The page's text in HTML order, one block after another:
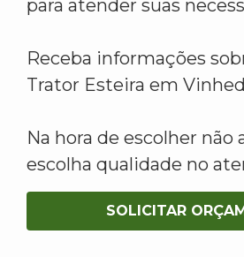
para atender suas
Receba informações
Trator Esteira em
Na hora de escolher não
escolha qualidade no
SOLICITAR